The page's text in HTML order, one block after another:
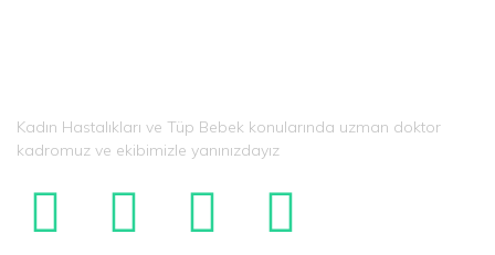
Kadın Hastalıkları ve Tüp Bebek konularında uzman doktor
kadromuz ve ekibimizle yanınızdayız